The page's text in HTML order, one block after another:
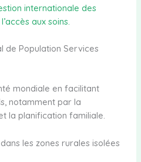
internationale des
aux soins.
de Population Services
mondiale en facilitant
notamment par la
la planification familiale.
les zones rurales isolées